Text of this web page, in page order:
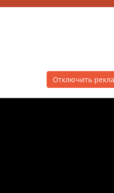
Отключить